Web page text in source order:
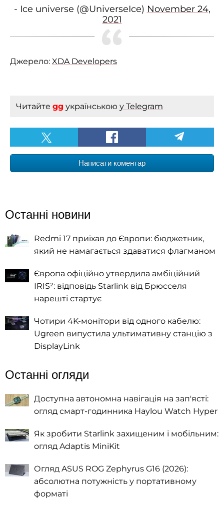
- Ice universe (@UniverseIce) November 24,
2021
Джерело: XDA Developers
Читайте gg українською у Telegram
Написати коментар
Останні новини
Redmi 17 приїхав до Європи: бюджетник,
який не намагається здаватися флагманом
Європа офіційно утвердила амбіційний
IRIS²: відповідь Starlink від Брюсселя
нарешті стартує
Чотири 4K-монітори від одного кабелю:
Ugreen випустила ультимативну станцію з
DisplayLink
Останні огляди
Доступна автономна навігація на зап'ясті:
огляд смарт-годинника Haylou Watch Hyper
Як зробити Starlink захищеним і мобільним:
огляд Adaptis MiniKit
Огляд ASUS ROG Zephyrus G16 (2026):
абсолютна потужність у портативному
форматі